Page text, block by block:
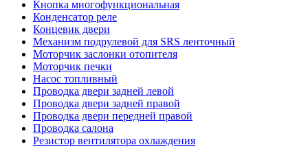
Кнопка многофункциональная
Конденсатор реле
Концевик двери
Механизм подрулевой для SRS ленточный
Моторчик заслонки отопителя
Моторчик печки
Насос топливный
Проводка двери задней левой
Проводка двери задней правой
Проводка двери передней правой
Проводка салона
Резистор вентилятора охлаждения